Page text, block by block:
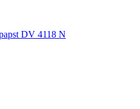
DV 4118 N